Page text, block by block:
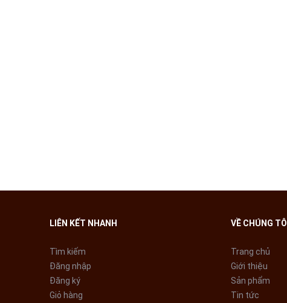
LIÊN KẾT NHANH
Tìm kiếm
Đăng nhập
Đăng ký
Giỏ hàng
VỀ CHÚNG TÔI
Trang chủ
Giới thiệu
Sản phẩm
Tin tức